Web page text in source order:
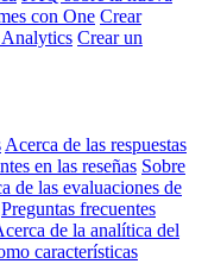
con One Crear
Analytics Crear un
Acerca de las respuestas
en las reseñas Sobre
de las evaluaciones de
Preguntas frecuentes
de la analítica del
características